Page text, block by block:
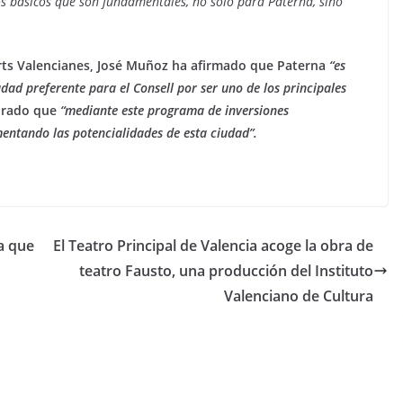
Valencianes, José Muñoz ha afirmado que Paterna “es
preferente para el Consell por ser uno de los principales
que “mediante este programa de inversiones
las potencialidades de esta ciudad”.
que
El Teatro Principal de Valencia acoge la obra de
teatro Fausto, una producción del Instituto
Valenciano de Cultura